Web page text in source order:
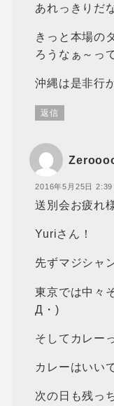
あれっきりだ
きっと本場の
ろうなぁ～っ
沖縄は是非行
返信
2016年5月25日 2:39
送別会お疲れ
Yuriさん！
先ずマジシャ
東京では中々
Д・)
そしてカレー
カレーはいい
次の日も残っ